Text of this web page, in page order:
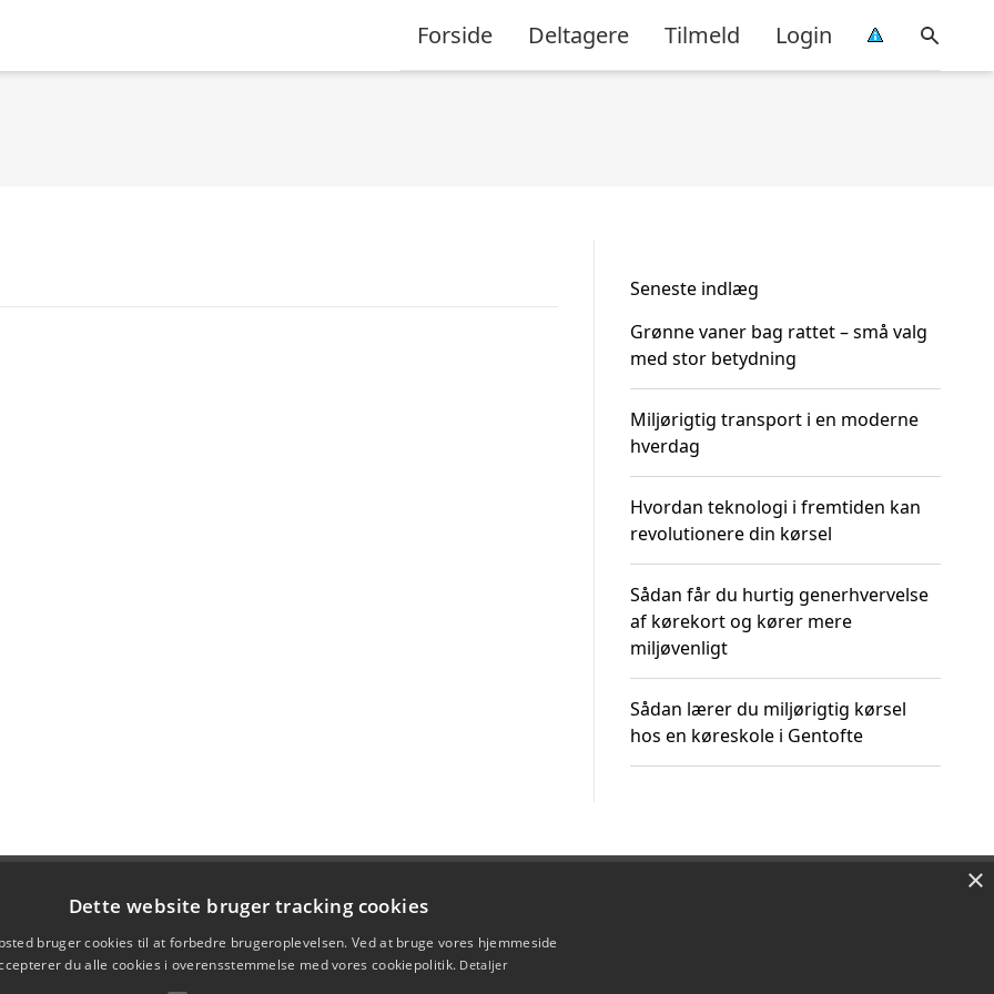
Forside Deltagere Tilmeld Login
Seneste indlæg
Grønne vaner bag rattet – små valg
med stor betydning
Miljørigtig transport i en moderne
hverdag
Hvordan teknologi i fremtiden kan
revolutionere din kørsel
Sådan får du hurtig generhvervelse
af kørekort og kører mere
miljøvenligt
Sådan lærer du miljørigtig kørsel
hos en køreskole i Gentofte
×
Dette website bruger tracking cookies
bruger cookies til at forbedre brugeroplevelsen. Ved at bruge vores hjemmeside
du alle cookies i overensstemmelse med vores cookiepolitik. Detaljer